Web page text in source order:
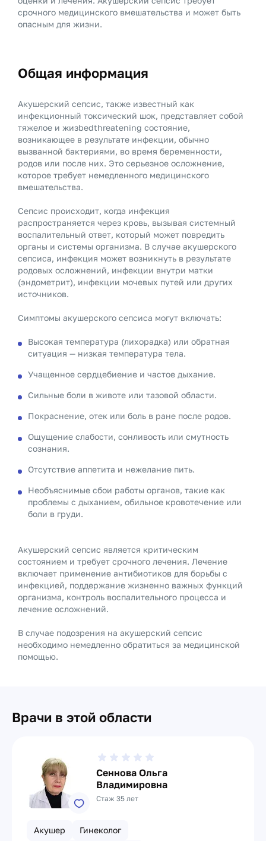
срочного медицинского вмешательства и может быть
опасным для жизни.
Общая информация
Акушерский сепсис, также известный как
инфекционный токсический шок, представляет собой
тяжелое и жизbedthreatening состояние,
возникающее в результате инфекции, обычно
вызванной бактериями, во время беременности,
родов или после них. Это серьезное осложнение,
которое требует немедленного медицинского
вмешательства.
Сепсис происходит, когда инфекция
распространяется через кровь, вызывая системный
воспалительный ответ, который может повредить
органы и системы организма. В случае акушерского
сепсиса, инфекция может возникнуть в результате
родовых осложнений, инфекции внутри матки
(эндометрит), инфекции мочевых путей или других
источников.
Симптомы акушерского сепсиса могут включать:
Высокая температура (лихорадка) или обратная
ситуация — низкая температура тела.
Учащенное сердцебиение и частое дыхание.
Сильные боли в животе или тазовой области.
Покраснение, отек или боль в ране после родов.
Ощущение слабости, сонливость или смутность
сознания.
Отсутствие аппетита и нежелание пить.
Необъяснимые сбои работы органов, такие как
проблемы с дыханием, обильное кровотечение или
боли в груди.
Акушерский сепсис является критическим
состоянием и требует срочного лечения. Лечение
включает применение антибиотиков для борьбы с
инфекцией, поддержание жизненно важных функций
организма, контроль воспалительного процесса и
лечение осложнений.
В случае подозрения на акушерский сепсис
необходимо немедленно обратиться за медицинской
помощью.
Врачи в этой области
Сеннова Ольга
Владимировна
Стаж 35 лет
Акушер Гинеколог